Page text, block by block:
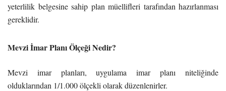
yeterlilik belgesine sahip plan müellifleri tarafından hazırlanması
gereklidir.
Mevzi İmar Planı Ölçeği Nedir?
Mevzi imar planları, uygulama imar planı niteliğinde
olduklarından 1/1.000 ölçekli olarak düzenlenirler.